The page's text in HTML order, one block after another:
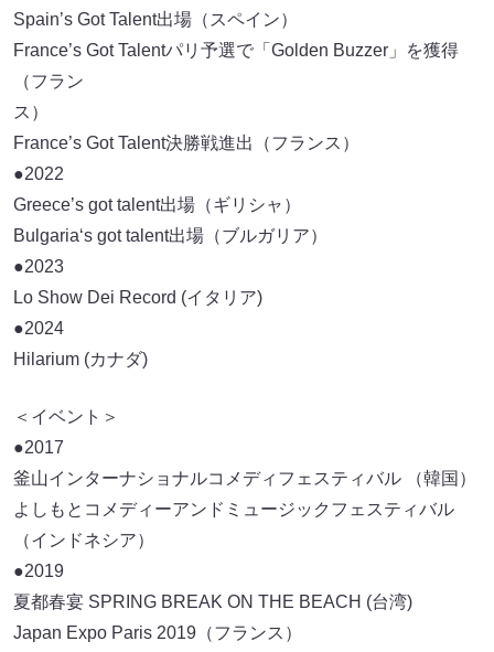
Spain’s Got Talent出場（スペイン）
France’s Got Talentパリ予選で「Golden Buzzer」を獲得
（フラン
ス
France’s Got Talent決勝戦進出（フランス）
●2022
Greece’s got talent出場（ギリシャ）
Bulgaria‘s got talent出場（ブルガリア）
●2023
Lo Show Dei Record (イタリア)
●2024
Hilarium (カナダ)
＜イベント＞
●2017
釜山インターナショナルコメディフェスティバル （韓国）
よしもとコメディーアンドミュージックフェスティバル
（インドネシア）
●2019
夏都春宴 SPRING BREAK ON THE BEACH (台湾)
Japan Expo Paris 2019（フランス）